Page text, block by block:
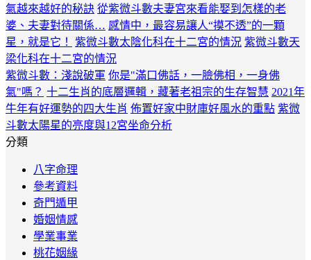
氣越來越好的秘訣 從紫微斗數夫妻宮來看能娶到怎樣的老
婆、夫妻對待關係… 感情中，最容易讓人“摸不透”的一顆
星，就是它！
紫微斗數太陰化科在十二宮的情況 紫微斗數天
梁化科在十二宮的情況
紫微斗數：淺說破軍 你是"滿口佛話，一臉佛相，一身佛
氣"嗎？ 十二生肖的底層邏輯，藏著老祖宗的生存智慧 2021年
牛年有好運勢的四大生肖 佈置好家中財庫好風水的重點 紫微
斗數太陽星的亮度與12宮坐命分析
分類
八字命理
參考資料
奇門遁甲
婚姻情感
學業事業
桃花姻緣